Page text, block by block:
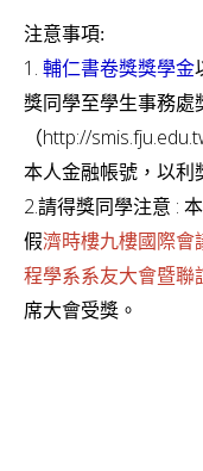
注意事項:
1. 輔仁書卷獎獎學金
獎同學至學生事務處
（http://
本人金融帳號，以利
2.請得獎同學注意 :
假濟時樓九樓國際會
程學系系友大會暨聯
席大會受獎。